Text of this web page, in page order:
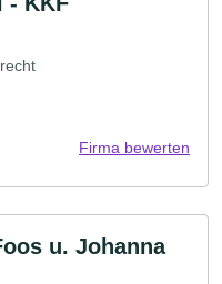
Firma bewerten
u. Johanna